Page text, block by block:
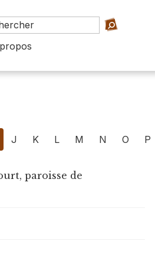
J K L M N O P
paroisse de